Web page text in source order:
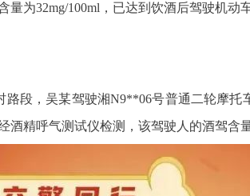
为32mg/100ml，已达到饮酒后驾驶机动
路段，吴某驾驶湘N9**06号普通二轮摩
精呼气测试仪检测，该驾驶人的酒驾含